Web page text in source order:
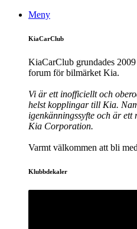
Meny
KiaCarClub
KiaCarClub grundades
forum för bilmärket Kia.
Vi är ett inofficiellt och
helst kopplingar till Kia.
igenkänningssyfte och är
Kia Corporation.
Varmt välkommen att bli
Klubbdekaler